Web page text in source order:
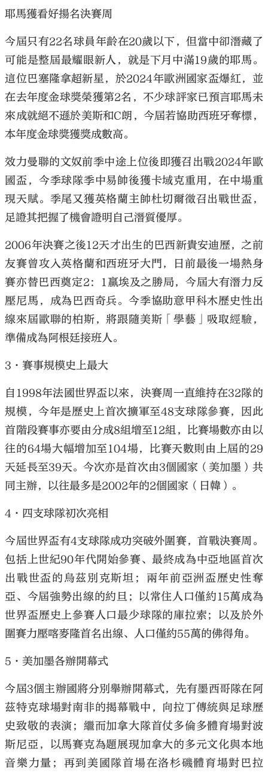
耶馬獲看好揚名決賽周
今屆只有22名球員年齡在20歲以下，但當中卻潛藏了
可能是整屆最耀眼新人，就是下月中滿19歲的耶馬。
這位巴塞隆拿超新星，於2024年歐洲國家盃爆紅，並
在去年度金球獎榮獲第2名，不少球評家已預言耶馬未
來成就絕不遜於美斯和C朗，今屆若協助西班牙奪標，
本年度金球獎獲獎成數高。
效力曼聯的文奴前季中途上位後即獲召出戰2024年歐
國盃，今季球隊季中易帥後獲卡域克重用，在中場重
現天賦。季尾又獲英格蘭主帥杜切爾徵召出戰世盃，
足證其把握了機會證明自己潛質優厚。
2006年決賽之後12天才出生的巴西新貴安迪歷，之前
友賽曾攻入英格蘭和西班牙大門，日前最後一場熱身
賽亦替巴西奠定2：1贏埃及之勝局，今屆大有潛力反
壓尼馬，成為巴西奇兵。今季協助意甲科木歷史性出
線來屆歐聯的柏斯，將跟隨美斯「學藝」吸取經驗，
準備成為阿根廷接班人。
3·賽事規模史上最大
自1998年法國世界盃以來，決賽周一直維持在32隊的
規模，今年是歷史上首次擴軍至48支球隊參賽，因此
首階段賽事亦要由分成8組增至12組，比賽場數亦由以
往的64場大幅增加至104場，比賽天數則由上屆的29
天延長至39天。今次亦是首次由3個國家（美加墨）共
同主辦，以往最多是2002年的2個國家（日韓）。
4·四支球隊初次亮相
今屆世界盃有4支球隊成功突破外圍賽，首戰決賽周。
包括上世紀90年代開始參賽、最終成為中亞地區首次
出戰世盃的烏茲別克斯坦；兩年前亞洲盃歷史性奪
亞、今屆強勢出線的約旦；以常住人口僅約15萬成為
世界盃歷史上參賽人口最少球隊的庫拉索；以及於外
圍賽力壓喀麥隆首名出線、人口僅約55萬的佛得角。
5·美加墨各辦開幕式
今屆3個主辦國將分別舉辦開幕式，先有墨西哥隊在阿
茲特克球場對南非的揭幕戰中，向拉丁傳統與足球歷
史致敬的表演；繼而加拿大隊首仗多倫多體育場對波
斯尼亞，以馬賽克為題展現加拿大的多元文化與本地
音樂力量；再到美國隊首場在洛杉磯體育場對巴拉